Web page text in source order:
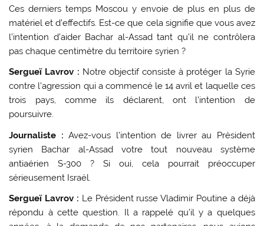
Ces derniers temps Moscou y envoie de plus en plus de
matériel et d’effectifs. Est-ce que cela signifie que vous avez
l’intention d’aider Bachar al-Assad tant qu’il ne contrôlera
pas chaque centimètre du territoire syrien ?
Sergueï Lavrov : Notre objectif consiste à protéger la Syrie
contre l’agression qui a commencé le 14 avril et laquelle ces
trois pays, comme ils déclarent, ont l’intention de
poursuivre.
Journaliste : Avez-vous l’intention de livrer au Président
syrien Bachar al-Assad votre tout nouveau système
antiaérien S-300 ? Si oui, cela pourrait préoccuper
sérieusement Israël.
Sergueï Lavrov : Le Président russe Vladimir Poutine a déjà
répondu à cette question. Il a rappelé qu’il y a quelques